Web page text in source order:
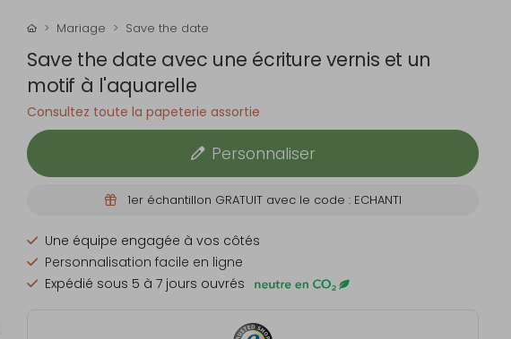
Mariage Save the date
Save the date avec une écriture vernis et un
motif à l'aquarelle
Consultez toute la papeterie assortie
Personnaliser
1er échantillon GRATUIT avec le code : ECHANTI
Une équipe engagée à vos côtés
Personnalisation facile en ligne
Expédié sous 5 à 7 jours ouvrés